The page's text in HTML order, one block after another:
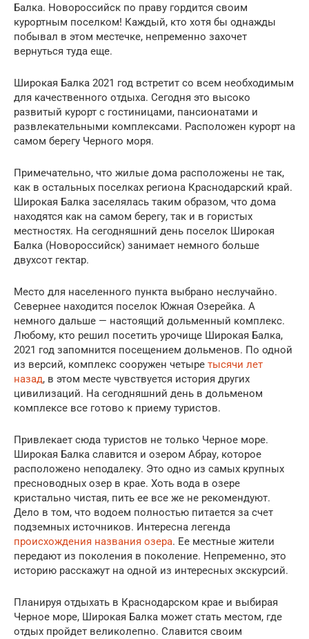
Балка. Новороссийск по праву гордится своим
курортным поселком! Каждый, кто хотя бы однажды
побывал в этом местечке, непременно захочет
вернуться туда еще.
Широкая Балка 2021 год встретит со всем необходимым
для качественного отдыха. Сегодня это высоко
развитый курорт с гостиницами, пансионатами и
развлекательными комплексами. Расположен курорт на
самом берегу Черного моря.
Примечательно, что жилые дома расположены не так,
как в остальных поселках региона Краснодарский край.
Широкая Балка заселялась таким образом, что дома
находятся как на самом берегу, так и в гористых
местностях. На сегодняшний день поселок Широкая
Балка (Новороссийск) занимает немного больше
двухсот гектар.
Место для населенного пункта выбрано неслучайно.
Севернее находится поселок Южная Озерейка. А
немного дальше — настоящий дольменный комплекс.
Любому, кто решил посетить урочище Широкая Балка,
2021 год запомнится посещением дольменов. По одной
из версий, комплекс сооружен четыре тысячи лет
назад, в этом месте чувствуется история других
цивилизаций. На сегодняшний день в дольменом
комплексе все готово к приему туристов.
Привлекает сюда туристов не только Черное море.
Широкая Балка славится и озером Абрау, которое
расположено неподалеку. Это одно из самых крупных
пресноводных озер в крае. Хоть вода в озере
кристально чистая, пить ее все же не рекомендуют.
Дело в том, что водоем полностью питается за счет
подземных источников. Интересна легенда
происхождения названия озера. Ее местные жители
передают из поколения в поколение. Непременно, это
историю расскажут на одной из интересных экскурсий.
Планируя отдыхать в Краснодарском крае и выбирая
Черное море, Широкая Балка может стать местом, где
отдых пройдет великолепно. Славится своим